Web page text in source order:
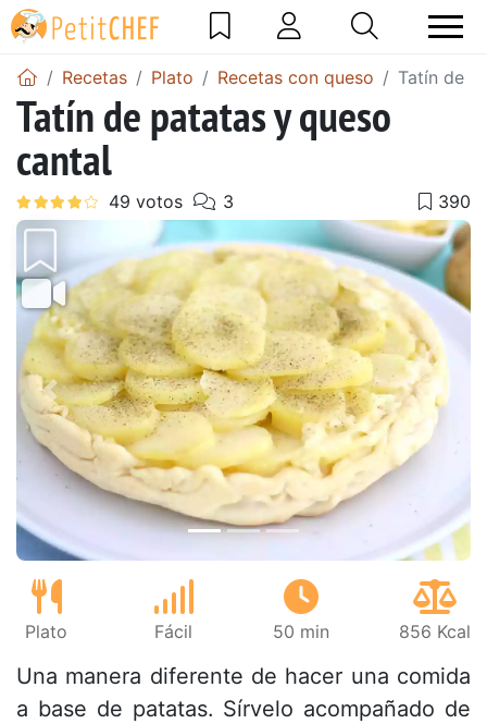
Recetas Plato Recetas con queso Tatín de
Tatín de patatas y queso
cantal
Anterior
Plato Fácil 50 min 856 Kcal
Una manera diferente de hacer una comida
a base de patatas. Sírvelo acompañado de